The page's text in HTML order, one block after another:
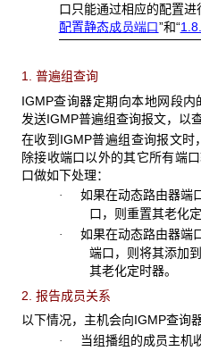
口只能通过相应的配置进
配置静态成员端口”和“
1. 普遍组查询
IGMP查询器定期向本地网段内
发送IGMP普遍组查询报文，以
在收到IGMP普遍组查询报文时
除接收端口以外的其它所有端
口做如下处理：
· 如果在动态路由器端
口，则重置其老化定
· 如果在动态路由器端
端口，则将其添加
其老化定时器。
2. 报告成员关系
以下情况，主机会向IGMP查询
· 当组播组的成员主机